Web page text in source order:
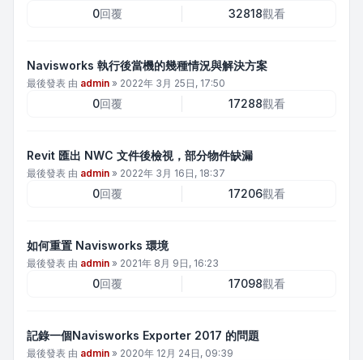
0回覆 32818觀看
Navisworks 執行後當機的幾種情況與解決方案
最後發表 由 admin » 2022年 3月 25日, 17:50
0回覆 17288觀看
Revit 匯出 NWC 文件後檢視，部分物件缺漏
最後發表 由 admin » 2022年 3月 16日, 18:37
0回覆 17206觀看
如何重置 Navisworks 環境
最後發表 由 admin » 2021年 8月 9日, 16:23
0回覆 17098觀看
記錄一個Navisworks Exporter 2017 的問題
最後發表 由 admin » 2020年 12月 24日, 09:39